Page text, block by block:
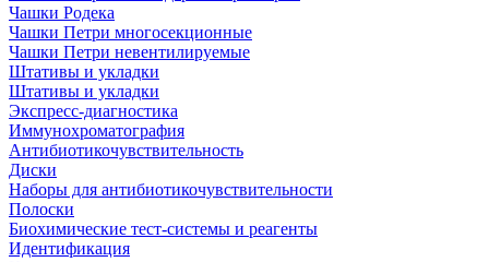
Чашки Родека
Чашки Петри многосекционные
Чашки Петри невентилируемые
Штативы и укладки
Штативы и укладки
Экспресс-диагностика
Иммунохроматография
Антибиотикочувствительность
Диски
Наборы для антибиотикочувствительности
Полоски
Биохимические тест-системы и реагенты
Идентификация